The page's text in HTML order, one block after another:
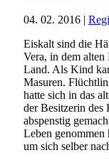
04. 02. 2016 |
Eiskalt sind die
Vera, in dem
Land. Als Kind
Masuren.
hatte sich in das
der Besitzerin des
abspenstig
Leben genommen
um sich selber